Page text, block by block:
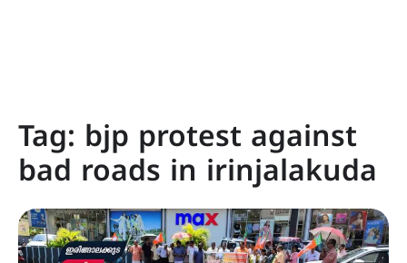
Tag: bjp protest against
bad roads in irinjalakuda